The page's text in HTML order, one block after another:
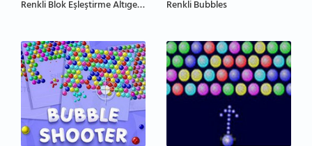
Renkli Blok Eşleştirme Altıgen Bulmaca Renkli Bubbles